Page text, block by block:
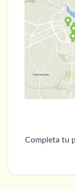
Completa tu